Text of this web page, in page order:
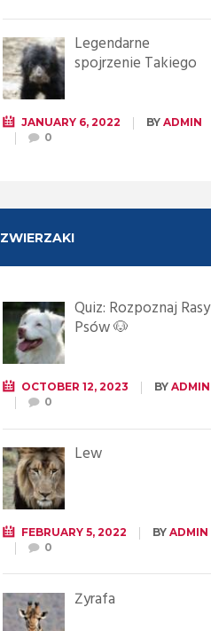
Legendarne
spojrzenie Takiego
JANUARY 6, 2022 BY ADMIN
0
ZWIERZAKI
Quiz: Rozpoznaj Rasy
Psów 🐶
OCTOBER 12, 2023 BY ADMIN
0
Lew
FEBRUARY 5, 2022 BY ADMIN
0
Żyrafa